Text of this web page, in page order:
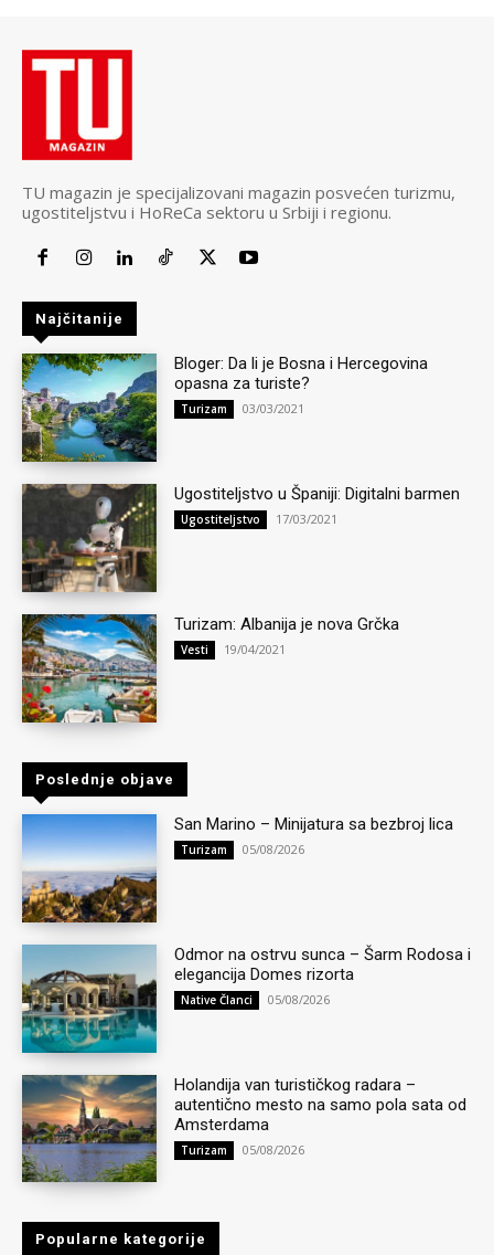
TU magazin je specijalizovani magazin posvećen turizmu,
ugostiteljstvu i HoReCa sektoru u Srbiji i regionu.
Najčitanije
Bloger: Da li je Bosna i Hercegovina
opasna za turiste?
Turizam 03/03/2021
Ugostiteljstvo u Španiji: Digitalni barmen
Ugostiteljstvo 17/03/2021
Turizam: Albanija je nova Grčka
Vesti 19/04/2021
Poslednje objave
San Marino – Minijatura sa bezbroj lica
Turizam 05/08/2026
Odmor na ostrvu sunca – Šarm Rodosa i
elegancija Domes rizorta
Native Članci 05/08/2026
Holandija van turističkog radara –
autentično mesto na samo pola sata od
Amsterdama
Turizam 05/08/2026
Popularne kategorije